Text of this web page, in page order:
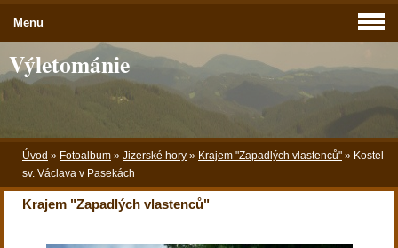
Výletománie
Úvod » Fotoalbum » Jizerské hory » Krajem "Zapadlých vlastenců" » Kostel
sv. Václava v Pasekách
Krajem "Zapadlých vlastenců"
Menu